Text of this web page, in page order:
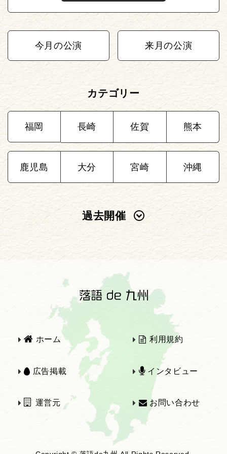
今月の公演 来月の公演
カテゴリー
福岡 長崎 佐賀 熊本
鹿児島 大分 宮崎 沖縄
過去開催
2022年
2021年 2020年
2019年 2018年
2017年 2016年
ホーム 利用規約
広告掲載 インタビュー
運営元 お問い合わせ